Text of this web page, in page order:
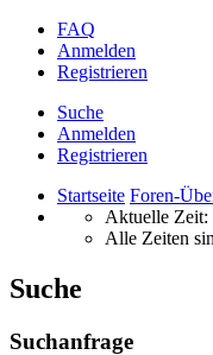
FAQ
Anmelden
Registrieren
Suche
Anmelden
Registrieren
Startseite Foren-
Aktuelle Zeit:
Alle Zeiten
Suche
Suchanfrage